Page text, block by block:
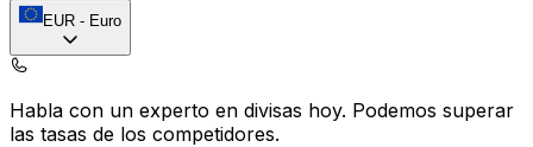
EUR - Euro
Habla con un experto en divisas hoy. Podemos superar
las tasas de los competidores.